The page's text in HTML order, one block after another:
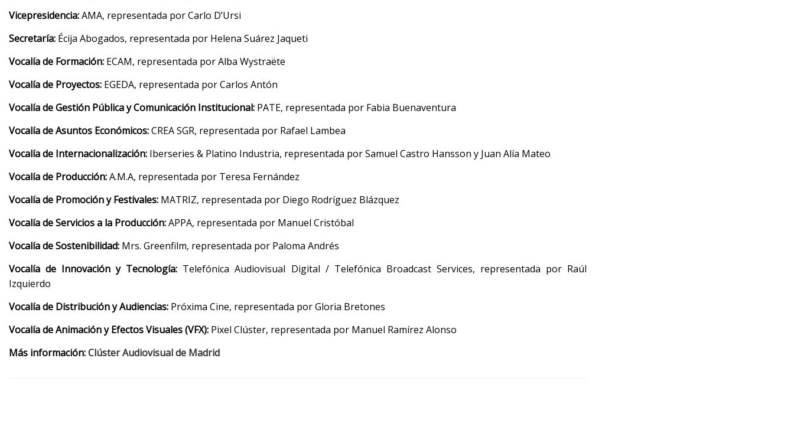
Vicepresidencia:AMA, representada por Carlo D’Ursi
Secretaría: Écija Abogados, representada por Helena Suárez Jaqueti
Vocalía de Formación: ECAM, representada por Alba Wystraëte
Vocalía de Proyectos: EGEDA, representada por Carlos Antón
Vocalía de Gestión Pública y Comunicación Institucional: PATE, representada por Fabia Buenaventura
Vocalía de Asuntos Económicos:CREA SGR, representada por Rafael Lambea
Vocalía de Internacionalización: Iberseries & Platino Industria, representada por Samuel Castro Hansson y Juan Alía Mateo
Vocalía de Producción:A.M.A, representada por Teresa Fernández
Vocalía de Promoción y Festivales: MATRIZ, representada por Diego Rodríguez Blázquez
Vocalía de Servicios a la Producción:APPA, representada por Manuel Cristóbal
Vocalía de Sostenibilidad: Mrs. Greenfilm, representada por Paloma Andrés
Vocalía de Innovación y Tecnología: Telefónica Audiovisual Digital / Telefónica Broadcast Services, representada por Raúl
Izquierdo
Vocalía de Distribución y Audiencias: Próxima Cine, representada por Gloria Bretones
Vocalía de Animación y Efectos Visuales (VFX): Pixel Clúster, representada por Manuel Ramírez Alonso
Más información:Clúster Audiovisual de Madrid